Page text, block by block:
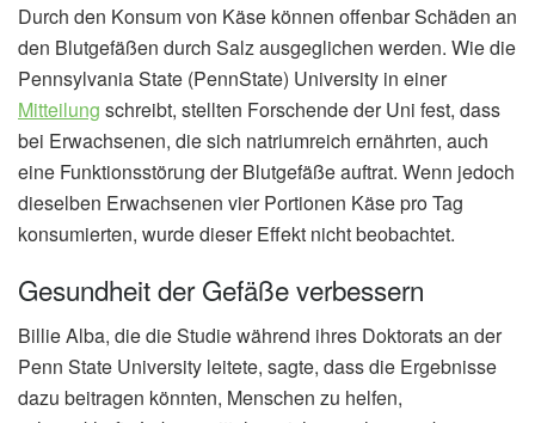
Durch den Konsum von Käse können offenbar Schäden an
den Blutgefäßen durch Salz ausgeglichen werden. Wie die
Pennsylvania State (PennState) University in einer
Mitteilung schreibt, stellten Forschende der Uni fest, dass
bei Erwachsenen, die sich natriumreich ernährten, auch
eine Funktionsstörung der Blutgefäße auftrat. Wenn jedoch
dieselben Erwachsenen vier Portionen Käse pro Tag
konsumierten, wurde dieser Effekt nicht beobachtet.
Gesundheit der Gefäße verbessern
Billie Alba, die die Studie während ihres Doktorats an der
Penn State University leitete, sagte, dass die Ergebnisse
dazu beitragen könnten, Menschen zu helfen,